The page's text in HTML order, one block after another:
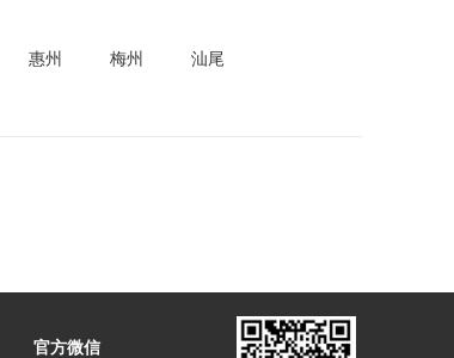
惠州 梅州
汕尾
官方微信